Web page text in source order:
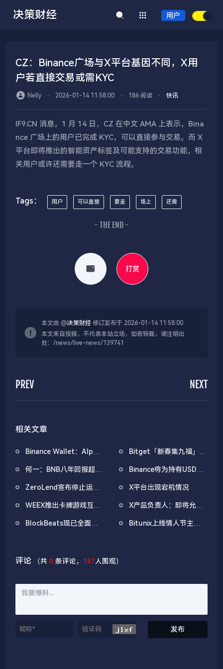
决策财经 用户
CZ：Binance广场与X平台基因不同，X用
户若直接交易或需KYC
Nelly ⋅ 2026-01-14 11:58:00 ⋅ 186 阅读 ⋅ 快讯
IF9.CN 消息，1 月 14 日，CZ 在中文 AMA 上表示，Bina
nce 广场上的用户已完成 KYC，可以直接参与交易。而 X
平台即将推出的智能资产标签及可能支持的交易功能，相
关用户或许还需要走一个 KYC 流程。
Tags： 用户 可以直接 要走 场上 还需
- THE END -
打赏
本文由 @决策财经 修订发布于 2026-01-14 11:58:00
本文来自投稿，不代表本站立场，如若转载，请注明出
处：/news/live-news/139741
PREV NEXT
相关文章
Binance Wallet：Alpha
放申领，积分门槛242分
Bitget「新春集九福」活
USDT空投
何一：BNB八年回报超
坚守行业
Binance将为持有USD1
动，总奖池为2.35亿
WLFI
ZeroLend宣布停止运
调至0%并敦促用户尽快
提现
X平台出现宕机情况
WEEX推出卡牌游戏互动
用户可每日瓜分
X产品负责人：即将允许
股票和加密货币
BlockBeats现已全面集
Bitunix上线情人节主题
评论 （共0 条评论， 187人围观）
发布